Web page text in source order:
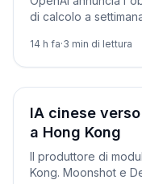
di calcolo a
14 h fa·3 min di lettura
Aziende
IA cinese
a Hong Kong
Il produttore di
Kong. Moonshot e